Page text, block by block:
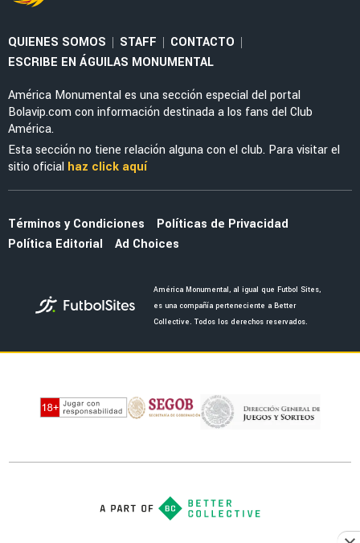
NOTICIAS
Guillermo Ochoa tendría nueva estafeta en
América tras retirarse
¿Guillermo Ochoa tendrá partido de homenaje